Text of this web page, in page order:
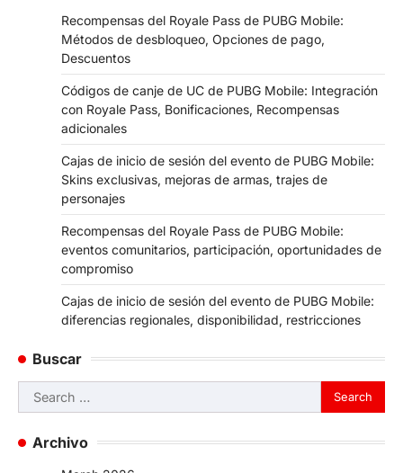
Recompensas del Royale Pass de PUBG Mobile:
Métodos de desbloqueo, Opciones de pago,
Descuentos
Códigos de canje de UC de PUBG Mobile: Integración
con Royale Pass, Bonificaciones, Recompensas
adicionales
Cajas de inicio de sesión del evento de PUBG Mobile:
Skins exclusivas, mejoras de armas, trajes de
personajes
Recompensas del Royale Pass de PUBG Mobile:
eventos comunitarios, participación, oportunidades de
compromiso
Cajas de inicio de sesión del evento de PUBG Mobile:
diferencias regionales, disponibilidad, restricciones
Buscar
Search
for:
Archivo